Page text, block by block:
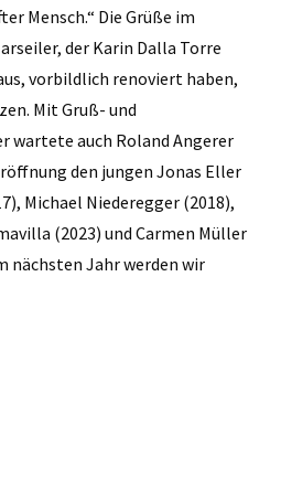
Mensch.“ Die Grüße im
der Karin Dalla Torre
vorbildlich renoviert haben,
Mit Gruß- und
wartete auch Roland Angerer
den jungen Jonas Eller
Michael Niederegger (2018),
(2023) und Carmen Müller
nächsten Jahr werden wir